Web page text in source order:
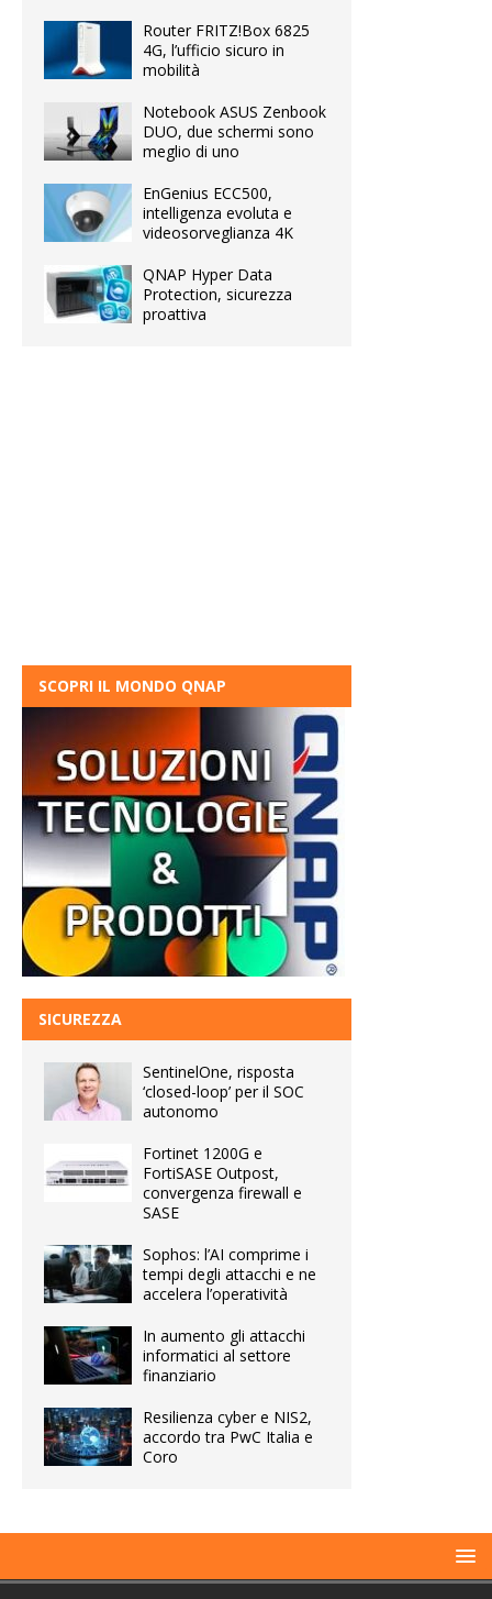
Router FRITZ!Box 6825
4G, l’ufficio sicuro in
mobilità
Notebook ASUS Zenbook
DUO, due schermi sono
meglio di uno
EnGenius ECC500,
intelligenza evoluta e
videosorveglianza 4K
QNAP Hyper Data
Protection, sicurezza
proattiva
SCOPRI IL MONDO QNAP
SICUREZZA
SentinelOne, risposta
‘closed-loop’ per il SOC
autonomo
Fortinet 1200G e
FortiSASE Outpost,
convergenza firewall e
SASE
Sophos: l’AI comprime i
tempi degli attacchi e ne
accelera l’operatività
In aumento gli attacchi
informatici al settore
finanziario
Resilienza cyber e NIS2,
accordo tra PwC Italia e
Coro